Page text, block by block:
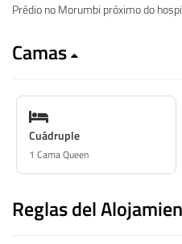
Prédio no Morumbi próximo do
Camas
Cuádruple
1 Cama Queen
Reglas del